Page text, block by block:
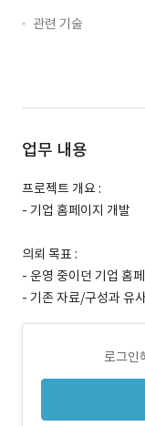
관련 기술
업무 내용
프로젝트 개요 :
- 기업 홈페이지 개발
의뢰 목표 :
- 운영 중이던 기업 홈
- 기존 자료/구성과 유
로그인